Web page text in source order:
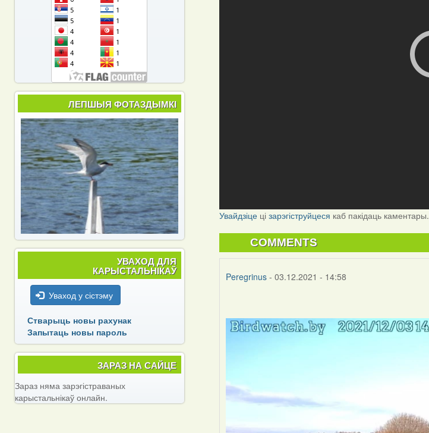
Увайдзіце цізарэгіструйцеся каб пакідаць каментары.
COMMENTS
Peregrinus - 03.12.2021 - 14:58
ЛЕПШЫЯ ФОТАЗДЫМКІ
УВАХОД ДЛЯ
КАРЫСТАЛЬНІКАЎ
Уваход у сістэму
Стварыць новы рахунак
Запытаць новы пароль
ЗАРАЗ НА САЙЦЕ
Зараз няма зарэгістраваных
карыстальнікаў онлайн.